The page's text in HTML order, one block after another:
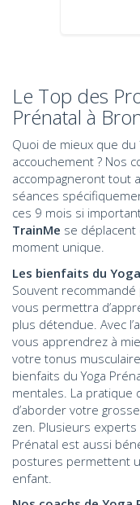
Le Top des
Prénatal à
Quoi de mieux que du
accouchement ? Nos
accompagneront tout
séances
ces 9 mois si
TrainMe se déplacent
moment unique.
Les bienfaits du
Souvent recommandé
vous permettra
plus détendue. Avec
vous apprendrez à
votre tonus
bienfaits du Yoga
mentales. La pratique
d’aborder votre
zen. Plusieurs experts
Prénatal est aussi
postures permettent
enfant.